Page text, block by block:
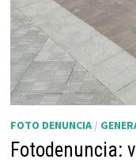
FOTO DENUNCIA/
Fotodenuncia: